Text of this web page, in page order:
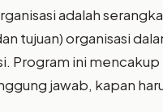
adalah
tujuan) organisasi
Program ini
jawab, kapan